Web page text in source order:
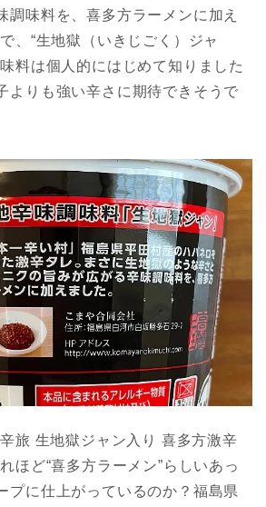
調味料を、喜多方ラーメンに加え
、“生地獄（いきじごく）ジャ
料は個人的にはじめて知りました
よりも強い辛さに期待できそうで
旅 生地獄ジャン入り 喜多方激辛
ほど“喜多方ラーメン”らしいあっ
プに仕上がっているのか？福島県